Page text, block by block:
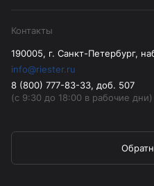
Контакты
190005, г. Санкт-Петербург,
info@riester.ru
8 (800) 777-83-33, доб. 507
(с 9:30 до 18:00 в рабочие дни)